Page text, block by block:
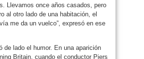
Llevamos once años casados, pero
al otro lado de una habitación, el
me da un vuelco”, expresó en ese
de lado el humor. En una aparición
Britain, cuando el conductor Piers